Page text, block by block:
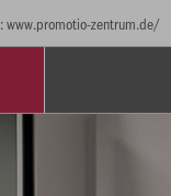
www.promotio-zentrum.de/